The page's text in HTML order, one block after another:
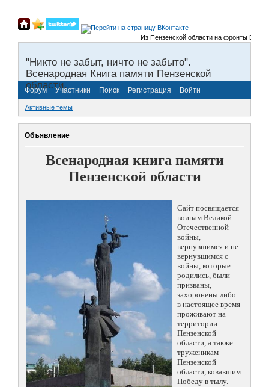
Из Пензенской области на фронты
"Никто не забыт, ничто не забыто".
Всенародная Книга памяти Пензенской
области.
Форум Участники Поиск Регистрация Войти
Активные темы
Объявление
Всенародная книга памяти
Пензенской области
Сайт посвящается
воинам Великой
Отечественной
войны,
вернувшимся и не
вернувшимся с
войны, которые
родились, были
призваны,
захоронены либо
в настоящее время
проживают на
территории
Пензенской
области, а также
труженикам
Пензенской
области, ковавшим
Победу в тылу.